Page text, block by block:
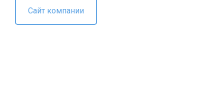
Сайт компании